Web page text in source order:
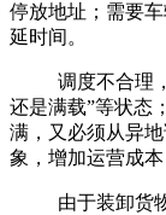
停放地址；需要
延时间。
调度不合理
还是满载”等状态
满，又必须从异
象，增加运营成
由于装卸货